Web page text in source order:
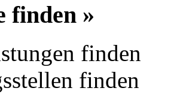
finden »
finden
finden